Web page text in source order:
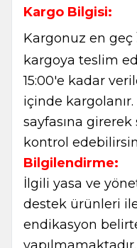
Kargo Bilgisi:
Kargonuz en geç
kargoya teslim
15:00'e kadar
içinde kargolanır.
sayfasına
kontrol
Bilgilendirme:
İlgili yasa ve
destek ürünleri
endikasyon